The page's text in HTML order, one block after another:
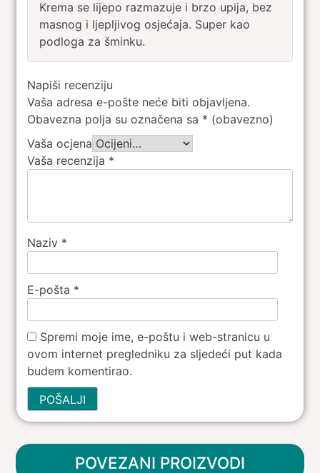
od 5
Krema se lijepo razmazuje i brzo upija, bez
masnog i ljepljivog osjećaja. Super kao
podloga za šminku.
Napiši recenziju
Vaša adresa e-pošte neće biti objavljena.
Obavezna polja su označena sa * (obavezno)
Vaša ocjena
Vaša recenzija *
Naziv *
E-pošta *
Spremi moje ime, e-poštu i web-stranicu u
ovom internet pregledniku za sljedeći put kada
budem komentirao.
POVEZANI PROIZVODI